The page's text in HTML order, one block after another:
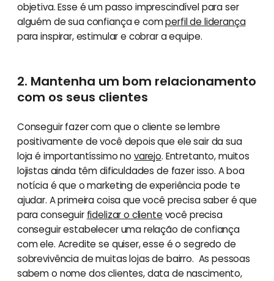
objetiva. Esse é um passo imprescindível para ser
alguém de sua confiança e comperfil de liderança
para inspirar, estimular e cobrar a equipe.
2. Mantenha um bom relacionamento
com os seus clientes
Conseguir fazer com que o cliente se lembre
positivamente de você depois que ele sair da sua
loja é importantíssimo no varejo. Entretanto, muitos
lojistas ainda têm dificuldades de fazer isso. A boa
notícia é que o marketing de experiência pode te
ajudar. A primeira coisa que você precisa saber é que
para conseguir fidelizar o cliente você precisa
conseguir estabelecer uma relação de confiança
com ele. Acredite se quiser, esse é o segredo de
sobrevivência de muitas lojas de bairro. As pessoas
sabem o nome dos clientes, data de nascimento,